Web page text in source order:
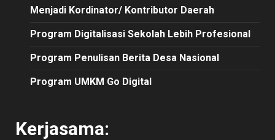
Menjadi Kordinator/ Kontributor Daerah
Program Digitalisasi Sekolah Lebih Profesional
Program Penulisan Berita Desa Nasional
Program UMKM Go Digital
Kerjasama: